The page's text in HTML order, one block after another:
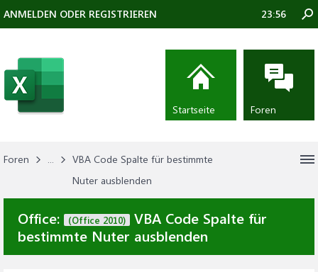
Foren ...
VBA Code Spalte für bestimmte
Nuter ausblenden
Office: (Office 2010)
VBA Code Spalte für
bestimmte Nuter ausblenden
ANMELDEN ODER REGISTRIEREN 23:56
Startseite Foren